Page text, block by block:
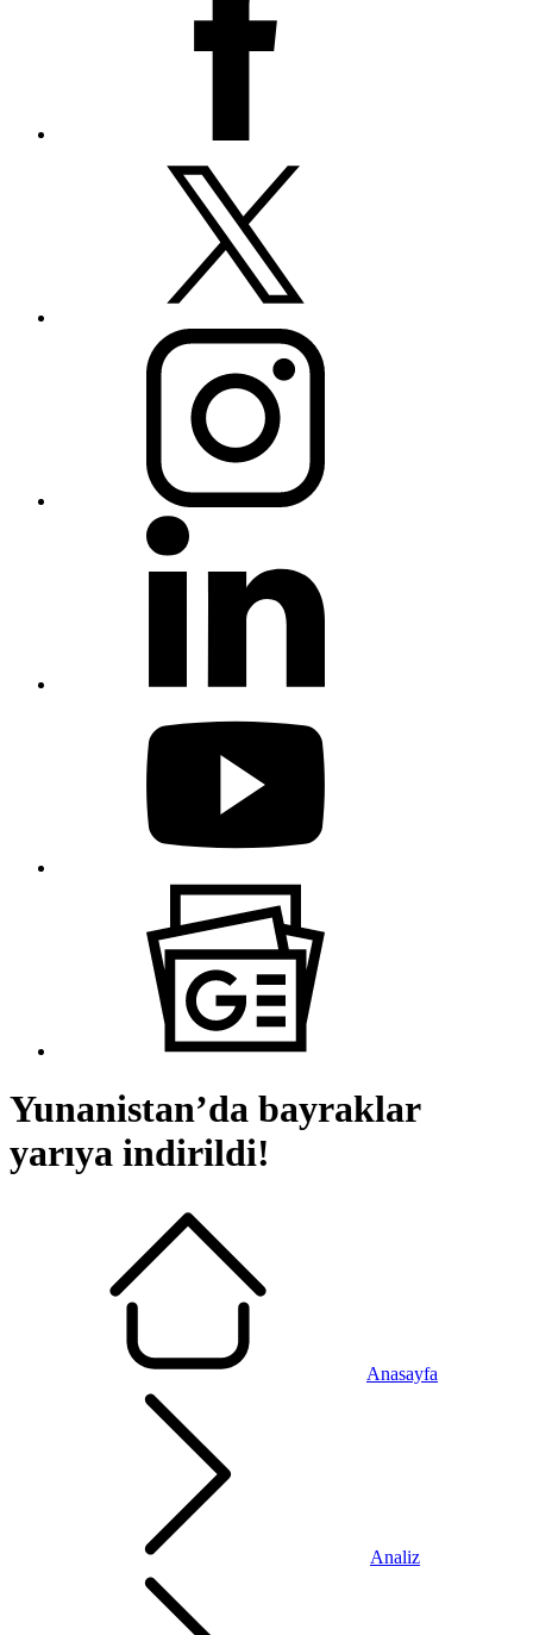
Yunanistan’da bayraklar
yarıya indirildi!
Anasayfa
Analiz